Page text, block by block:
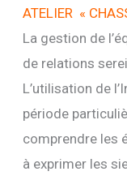
ATELIER «
La gestion de
de relations
L’utilisation de
période
comprendre les
à exprimer les